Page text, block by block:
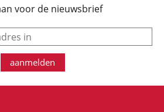
voor de nieuwsbrief
e-mail
aanmelden